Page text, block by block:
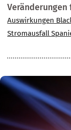
Auswirkungen
Stromausfall